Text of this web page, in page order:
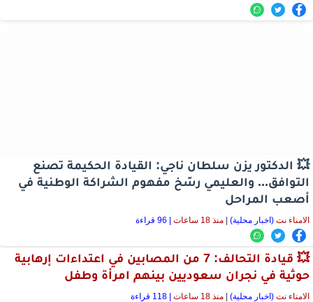
💥 الدكتور يزن سلطان ناجي: القيادة الحكيمة تصنع
التوافق... والعليمي رسّخ مفهوم الشراكة الوطنية في
أصعب المراحل
الامناء نت (اخبار محلية) منذ 18 ساعات
💥 قيادة التحالف: 7 من المصابين في اعتداءات إرهابية
حوثية في نجران سعوديين بينهم امرأة وطفل ⁧‫
الامناء نت (اخبار محلية) منذ 18 ساعات